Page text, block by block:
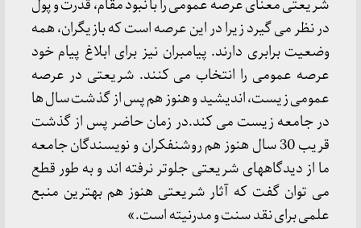
شریعتی معنای عرصه عمومی را با نبود مقام، قدرت و پول
در نظر می گیرد زیرا در این عرصه است که بازیگران، همه
وضعیت برابری دارند. پیامبران نیز برای ابلاغ پیام خود
عرصه عمومی را انتخاب می کنند. شریعتی در عرصه
عمومی زیست، اندیشید و هنوز هم پس از گذشت سال ها
در جامعه زیست می کند.در زمان حاضر پس از گذشت
قریب 30 سال هنوز هم روشنفکران و نویسندگان جامعه
ما از دیدگاههای شریعتی جلوتر نرفته اند و به طور قطع
می توان گفت که آثار شریعتی هنوز هم بهترین منبع
علمی برای نقد سنت و مدرنیته است.»